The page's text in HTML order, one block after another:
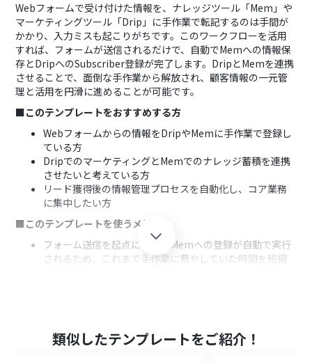
Webフォームで受け付けた情報を、ナレッジツール「Mem」や
マーケティングツール「Drip」に手作業で転記するのは手間が
かかり、入力ミスも起こりがちです。このワークフローを活用
すれば、フォームが送信されるだけで、自動でMemへの情報保
存とDripへのSubscriber登録が完了します。DripとMemを連携
させることで、面倒な手作業から解放され、顧客情報の一元管
理と活用を円滑に進めることが可能です。
■このテンプレートをおすすめする方
Webフォームからの情報をDripやMemに手作業で登録し
ている方
DripでのマーケティングとMemでのナレッジ蓄積を連携
させたいと考えている方
リード獲得後の情報管理プロセスを自動化し、コア業務
に集中したい方
■このテンプレートを使うメリット
フォーム送信を起点にDripとMemへの登録が自動で実行
されるため、これまで手作業に費やしていた時間を短縮
■フローボットの流れ
類似したテンプレートをご紹介！